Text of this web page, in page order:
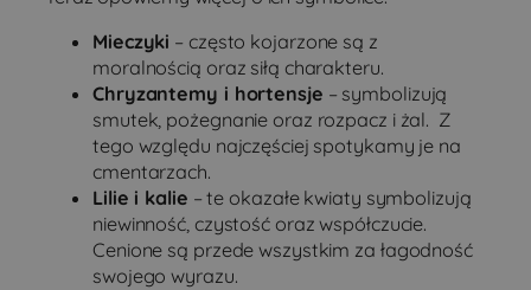
Mieczyki – często kojarzone są z
moralnością oraz siłą charakteru.
Chryzantemy i hortensje – symbolizują
smutek, pożegnanie oraz rozpacz i żal. Z
tego względu najczęściej spotykamy je na
cmentarzach.
Lilie i kalie – te okazałe kwiaty symbolizują
niewinność, czystość oraz współczucie.
Cenione są przede wszystkim za łagodność
swojego wyrazu.